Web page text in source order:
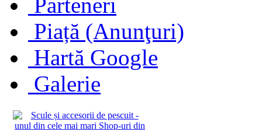
Piață (Anunţuri)
Hartă Google
Galerie